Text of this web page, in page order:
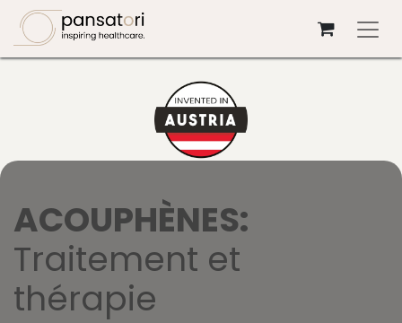
Se rendre au contenu
ACOUPHÈNES:
Traitement et
thérapie